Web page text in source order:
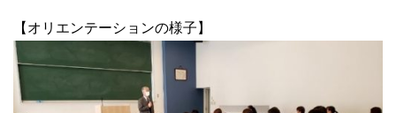
【オリエンテーションの様子】